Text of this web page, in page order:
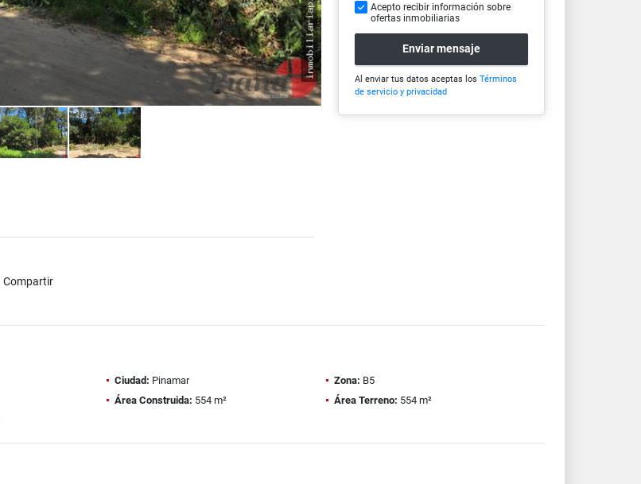
Compartir
Acepto recibir información sobre
ofertas inmobiliarias
Enviar mensaje
Al enviar tus datos aceptas los Términos
de servicio y privacidad
Ciudad: Pinamar Zona: B5
Área Construida: 554 m² Área Terreno: 554 m²